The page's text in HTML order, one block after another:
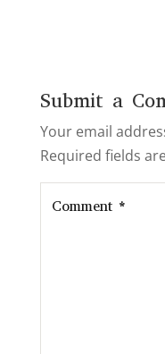
Submit a
Your email
Required fields